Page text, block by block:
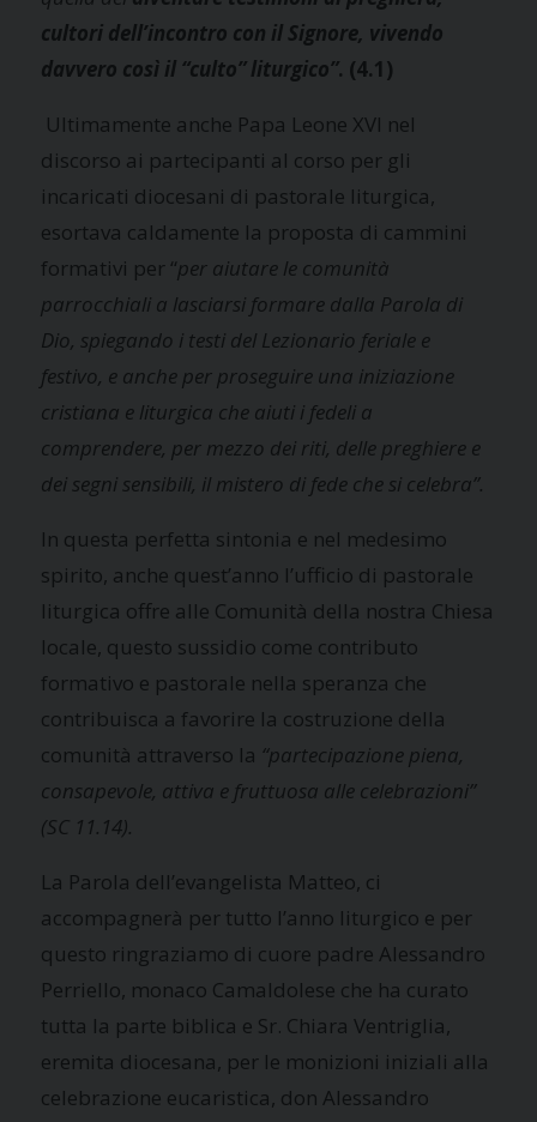
cultori dell’incontro con il Signore, vivendo
davvero così il “culto” liturgico”. (4.1)
Ultimamente anche Papa Leone XVI nel
discorso ai partecipanti al corso per gli
incaricati diocesani di pastorale liturgica,
esortava caldamente la proposta di cammini
formativi per “per aiutare le comunità
parrocchiali a lasciarsi formare dalla Parola di
Dio, spiegando i testi del Lezionario feriale e
festivo, e anche per proseguire una iniziazione
cristiana e liturgica che aiuti i fedeli a
comprendere, per mezzo dei riti, delle preghiere e
dei segni sensibili, il mistero di fede che si celebra”.
In questa perfetta sintonia e nel medesimo
spirito, anche quest’anno l’ufficio di pastorale
liturgica offre alle Comunità della nostra Chiesa
locale, questo sussidio come contributo
formativo e pastorale nella speranza che
contribuisca a favorire la costruzione della
comunità attraverso la “partecipazione piena,
consapevole, attiva e fruttuosa alle celebrazioni”
(SC 11.14).
La Parola dell’evangelista Matteo, ci
accompagnerà per tutto l’anno liturgico e per
questo ringraziamo di cuore padre Alessandro
Perriello, monaco Camaldolese che ha curato
tutta la parte biblica e Sr. Chiara Ventriglia,
eremita diocesana, per le monizioni iniziali alla
celebrazione eucaristica, don Alessandro